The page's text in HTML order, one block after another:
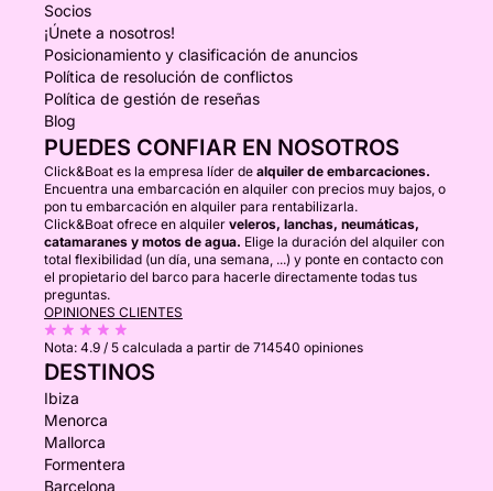
Socios
¡Únete a nosotros!
Posicionamiento y clasificación de anuncios
Política de resolución de conflictos
Política de gestión de reseñas
Blog
PUEDES CONFIAR EN NOSOTROS
Click&Boat es la empresa líder de alquiler de embarcaciones.
Encuentra una embarcación en alquiler con precios muy bajos, o
pon tu embarcación en alquiler para rentabilizarla.
Click&Boat ofrece en alquiler veleros, lanchas, neumáticas,
catamaranes y motos de agua. Elige la duración del alquiler con
total flexibilidad (un día, una semana, ...) y ponte en contacto con
el propietario del barco para hacerle directamente todas tus
preguntas.
OPINIONES CLIENTES
Nota: 4.9 / 5 calculada a partir de 714540 opiniones
DESTINOS
Ibiza
Menorca
Mallorca
Formentera
Barcelona